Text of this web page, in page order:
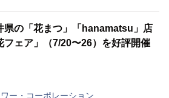
県の「花まつ」「hanamatsu」店
フェア」（7/20〜26）を好評開催
ー・コーポレーション